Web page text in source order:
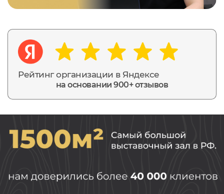
Рейтинг организации в Яндексе
на основании 900+ отзывов